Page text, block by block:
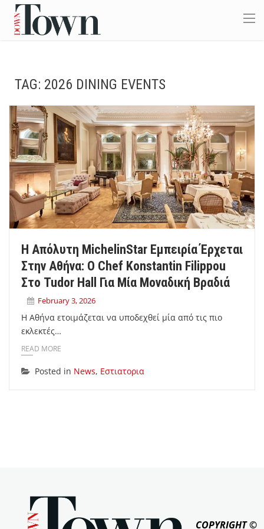
TAG: 2026 DINING EVENTS
Η Απόλυτη MichelinStar Εμπειρία Έρχεται
Στην Αθήνα: Ο Chef Konstantin Filippou
Στο Tudor Hall Για Μία Μοναδική Βραδιά
February 3, 2026
Η Αθήνα ετοιμάζεται να υποδεχθεί μία από τις πιο
εκλεκτές…
READ MORE
Posted in News, Εστιατορια
COPYRIGHT ©